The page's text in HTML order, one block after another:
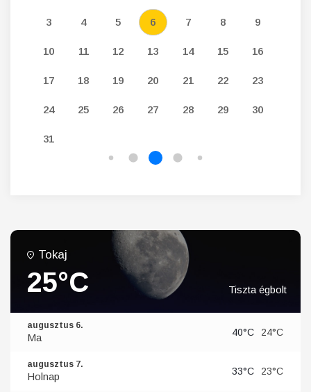
3 4 5 6 7 8 9
10 11 12 13 14 15 16
17 18 19 20 21 22 23
24 25 26 27 28 29 30
31
Tokaj
25°C Tiszta égbolt
augusztus 6.
Ma 40°C 24°C
augusztus 7.
Holnap 33°C 23°C